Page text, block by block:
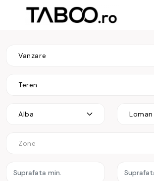
Vanzare
Teren
Alba Loman
Zone